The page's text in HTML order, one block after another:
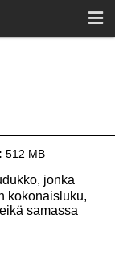
512 MB
jonka
kokonaisluku,
samassa